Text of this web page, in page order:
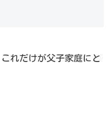
れだけが父子家庭にと